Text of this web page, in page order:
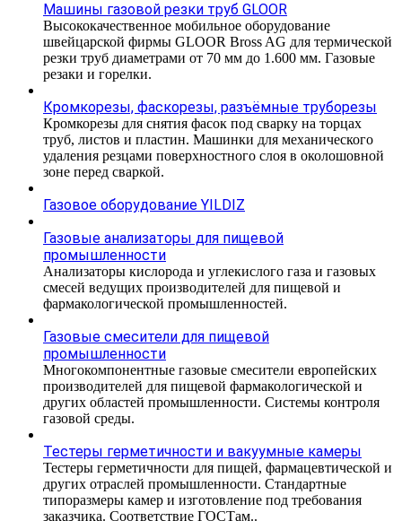
Машины газовой резки труб GLOOR
Высококачественное мобильное оборудование
швейцарской фирмы GLOOR Bross AG для термической
резки труб диаметрами от 70 мм до 1.600 мм. Газовые
резаки и горелки.
Кромкорезы, фаскорезы, разъёмные труборезы
Кромкорезы для снятия фасок под сварку на торцах
труб, листов и пластин. Машинки для механического
удаления резцами поверхностного слоя в околошовной
зоне перед сваркой.
Газовое оборудование YILDIZ
Газовые анализаторы для пищевой
промышленности
Анализаторы кислорода и углекислого газа и газовых
смесей ведущих производителей для пищевой и
фармакологической промышленностей.
Газовые смесители для пищевой
промышленности
Многокомпонентные газовые смесители европейских
производителей для пищевой фармакологической и
других областей промышленности. Системы контроля
газовой среды.
Тестеры герметичности и вакуумные камеры
Тестеры герметичности для пищей, фармацевтической и
других отраслей промышленности. Стандартные
типоразмеры камер и изготовление под требования
заказчика. Соответствие ГОСТам..